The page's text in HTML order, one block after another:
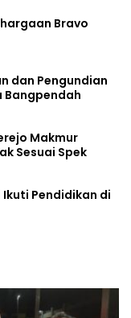
Bravo
dan Pengundian
Bangpendah
Makmur
Sesuai Spek
Ikuti Pendidikan di